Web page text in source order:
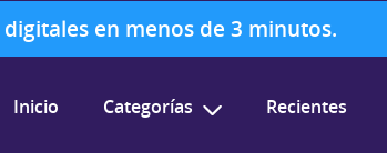
en menos de 3 minutos.
Inicio Categorías Recientes